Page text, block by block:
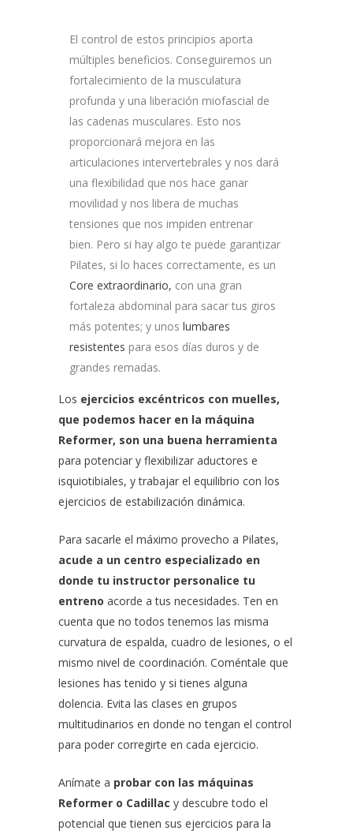
El control de estos principios aporta
múltiples beneficios. Conseguiremos un
fortalecimiento de la musculatura
profunda y una liberación miofascial de
las cadenas musculares. Esto nos
proporcionará mejora en las
articulaciones intervertebrales y nos dará
una flexibilidad que nos hace ganar
movilidad y nos libera de muchas
tensiones que nos impiden entrenar
bien. Pero si hay algo te puede garantizar
Pilates, si lo haces correctamente, es un
Core extraordinario, con una gran
fortaleza abdominal para sacar tus giros
más potentes; y unos lumbares
resistentes para esos días duros y de
grandes remadas.
Los ejercicios excéntricos con muelles,
que podemos hacer en la máquina
Reformer, son una buena herramienta
para potenciar y flexibilizar aductores e
isquiotibiales, y trabajar el equilibrio con los
ejercicios de estabilización dinámica.
Para sacarle el máximo provecho a Pilates,
acude a un centro especializado en
donde tu instructor personalice tu
entreno acorde a tus necesidades. Ten en
cuenta que no todos tenemos las misma
curvatura de espalda, cuadro de lesiones, o el
mismo nivel de coordinación. Coméntale que
lesiones has tenido y si tienes alguna
dolencia. Evita las clases en grupos
multitudinarios en donde no tengan el control
para poder corregirte en cada ejercicio.
Anímate a probar con las máquinas
Reformer o Cadillac y descubre todo el
potencial que tienen sus ejercicios para la